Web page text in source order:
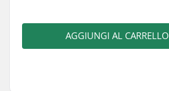
AGGIUNGI AL CARRELLO